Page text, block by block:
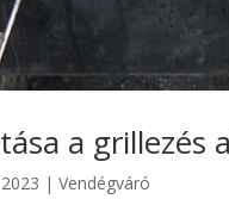
a grillezés
|Vendégváró